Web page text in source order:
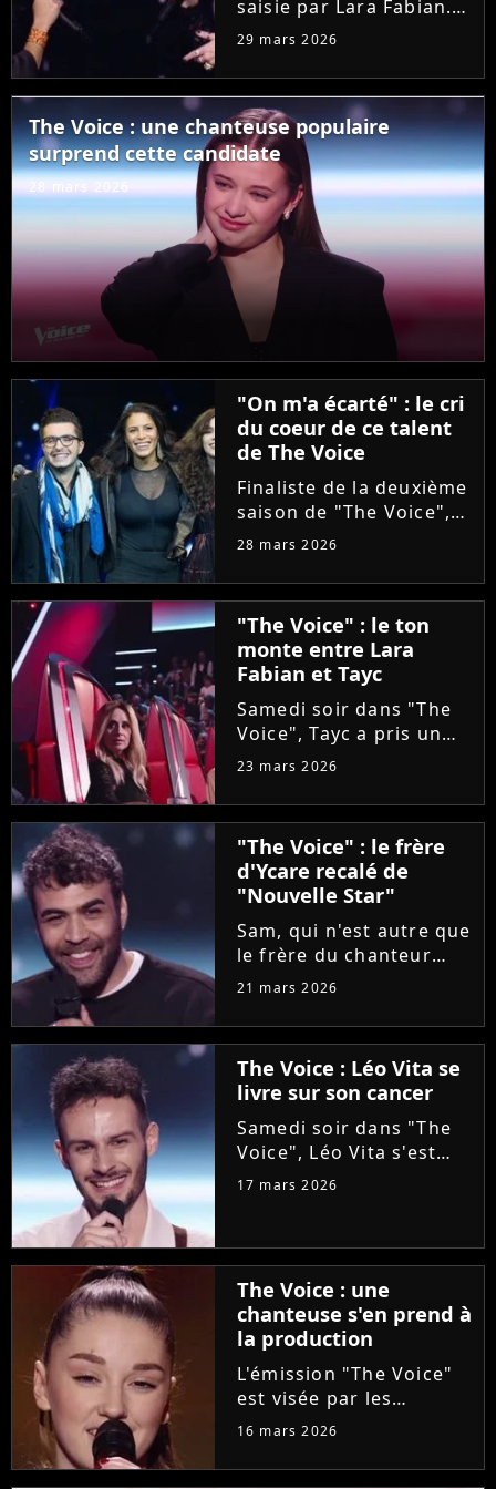
saisie par Lara Fabian.
Hier soir dans "The
Joanna, ancienne demi-
finaliste de la "Star
Academy", a bouleversé
la coach. Elle n'a pas
résisté...
29 mars 2026
The Voice : une chanteuse populaire
surprend cette candidate
28 mars 2026
"On m'a écarté" : le cri
du coeur de ce talent
de The Voice
Finaliste de la deuxième
saison de "The Voice",
Olympe se livre à coeur
le chanteur révèle que
sa carrière a été
sabotée par une
personne malveillante
qui a...
28 mars 2026
"The Voice" : le ton
monte entre Lara
Fabian et Tayc
Samedi soir dans "The
Voice", Tayc a pris un
malin plaisir à bloquer
par une artiste d'origine
italienne, tout comme
elle. Agacée, la
chanteuse a réglé ses...
23 mars 2026
"The Voice" : le frère
d'Ycare recalé de
"Nouvelle Star"
Sam, qui n'est autre que
le frère du chanteur
Ycare, a rejoint
grâce à Florent Pagny
lors de la deuxième
soirée des auditions à
l'aveugle. Une revanche
pour...
21 mars 2026
The Voice : Léo Vita se
livre sur son cancer
Samedi soir dans "The
Voice", Léo Vita s'est
présenté aux auditions
"Animaux fragiles" de
Ycare et Zaz, le jeune
talent de 25 ans a su...
17 mars 2026
The Voice : une
chanteuse s'en prend à
la production
L'émission "The Voice"
est visée par les
critiques de la
dénonce l'utilisation
16 mars 2026